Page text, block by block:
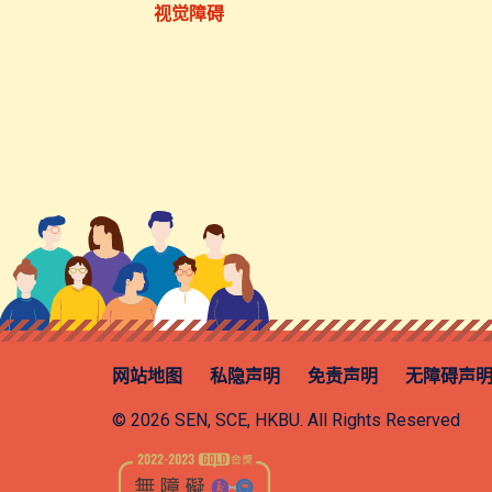
视觉障碍
网站地图 私隐声明 免责声明 无障碍声明
© 2026 SEN, SCE, HKBU. All Rights Reserved